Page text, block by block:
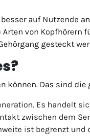
auf Nutzende
von Kopfhörern
gesteckt
können. Das sind die
Es handelt
zwischen dem
ist begrenzt und